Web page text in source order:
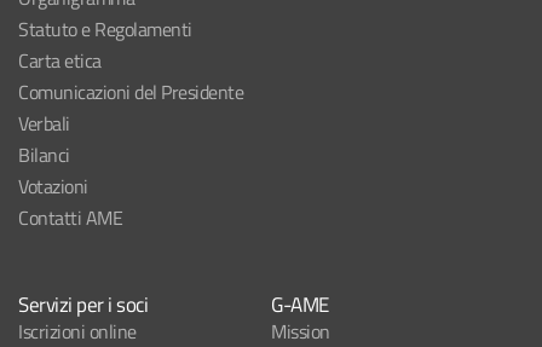
Statuto e Regolamenti
Carta etica
Comunicazioni del Presidente
Verbali
Bilanci
Votazioni
Contatti AME
Servizi per i soci
Iscrizioni online
G-AME
Mission